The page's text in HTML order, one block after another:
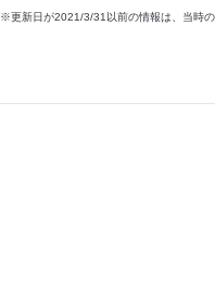
※更新日が2021/3/31以前の情報は、当時の